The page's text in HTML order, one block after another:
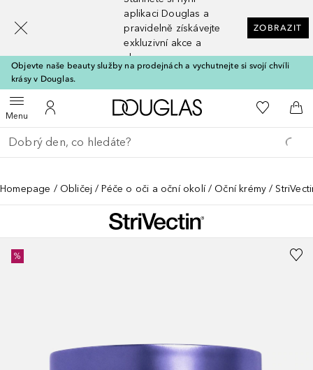
aplikaci Douglas a
pravidelně získávejte
exkluzivní akce a
slevy
ZOBRAZIT
Objevte naše beauty služby na prodejnách a vychutnejte si svojí chvíli
krásy v Douglas.
MenuOtevřít menuK mému účtu
Domů K mému
Do
Vraťte se
Proveďte vyhledávání
Homepage Obličej Péče o oči a oční okolí Oční krémy
%
[navigation.slideout.screenreader]